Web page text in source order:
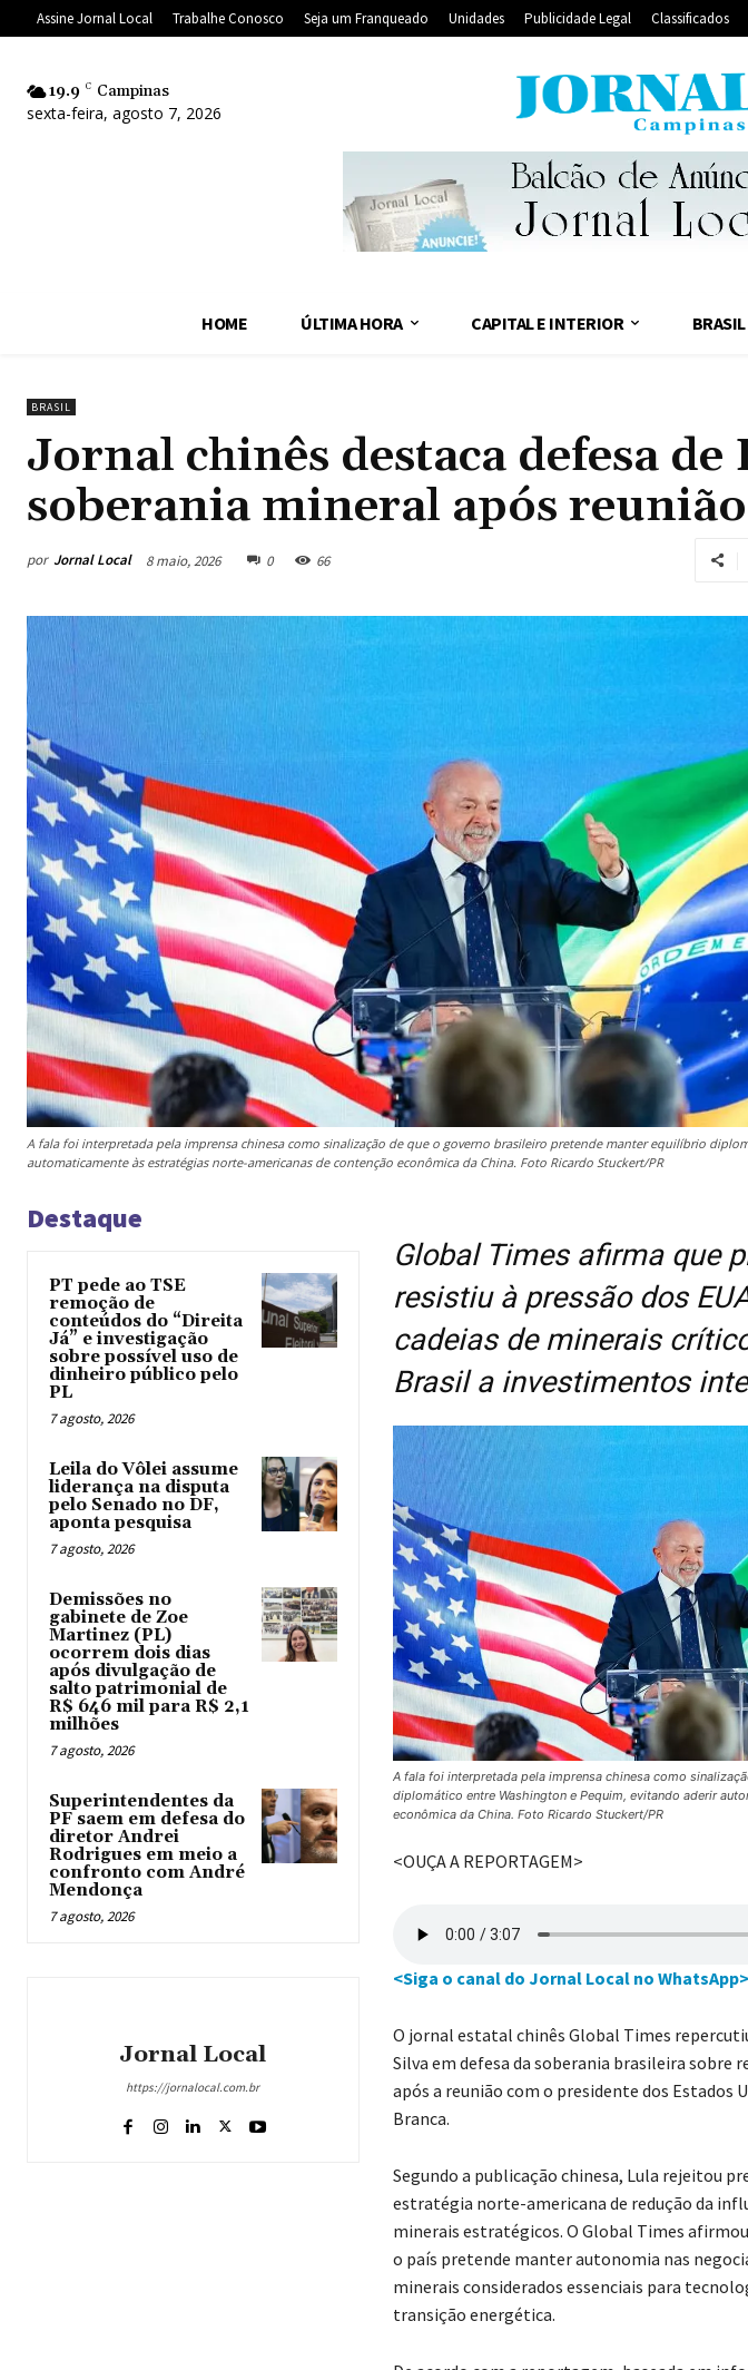
Assine Jornal Local Trabalhe Conosco Seja um Franqueado Unidades Publicidade Legal Classificados
19.9 C Campinas
sexta-feira, agosto 7, 2026
HOME ÚLTIMA HORA CAPITAL E INTERIOR BRASIL
BRASIL
Jornal chinês destaca defesa de
soberania mineral após
por Jornal Local 8 maio, 2026 0 66
A fala foi interpretada pela imprensa chinesa como sinalização de que o governo brasileiro pretende manter equilíbrio
automaticamente às estratégias norte-americanas de contenção econômica da China. Foto Ricardo Stuckert/PR
Destaque
PT pede ao TSE
remoção de
conteúdos do “Direita
Já” e investigação
sobre possível uso de
dinheiro público pelo
PL
7 agosto, 2026
Leila do Vôlei assume
liderança na disputa
pelo Senado no DF,
aponta pesquisa
7 agosto, 2026
Demissões no
gabinete de Zoe
Martinez (PL)
ocorrem dois dias
após divulgação de
salto patrimonial de
R$ 646 mil para R$ 2,1
milhões
7 agosto, 2026
Superintendentes da
PF saem em defesa do
diretor Andrei
Rodrigues em meio a
confronto com André
Mendonça
7 agosto, 2026
Jornal Local
https://jornalocal.com.br
Global Times afirma que
resistiu à pressão dos
cadeias de minerais
Brasil a investimentos
A fala foi interpretada pela imprensa chinesa como
diplomático entre Washington e Pequim, evitando aderir
econômica da China. Foto Ricardo Stuckert/PR
<OUÇA A REPORTAGEM>
<Siga o canal do Jornal Local no WhatsApp>
O jornal estatal chinês Global Times
Silva em defesa da soberania brasileira sobre
após a reunião com o presidente dos Estados
Branca.
Segundo a publicação chinesa, Lula rejeitou
estratégia norte-americana de redução da
minerais estratégicos. O Global Times
o país pretende manter autonomia nas
minerais considerados essenciais para
transição energética.